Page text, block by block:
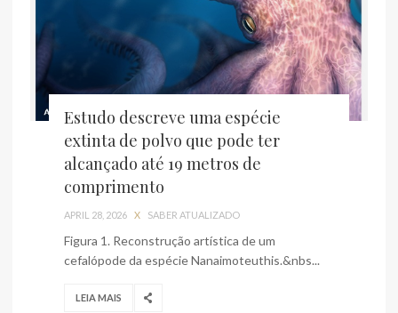
Estudo descreve uma espécie
extinta de polvo que pode ter
alcançado até 19 metros de
comprimento
APRIL 28, 2026 X SABER ATUALIZADO
Figura 1. Reconstrução artística de um
cefalópode da espécie Nanaimoteuthis.&nbs...
LEIA MAIS